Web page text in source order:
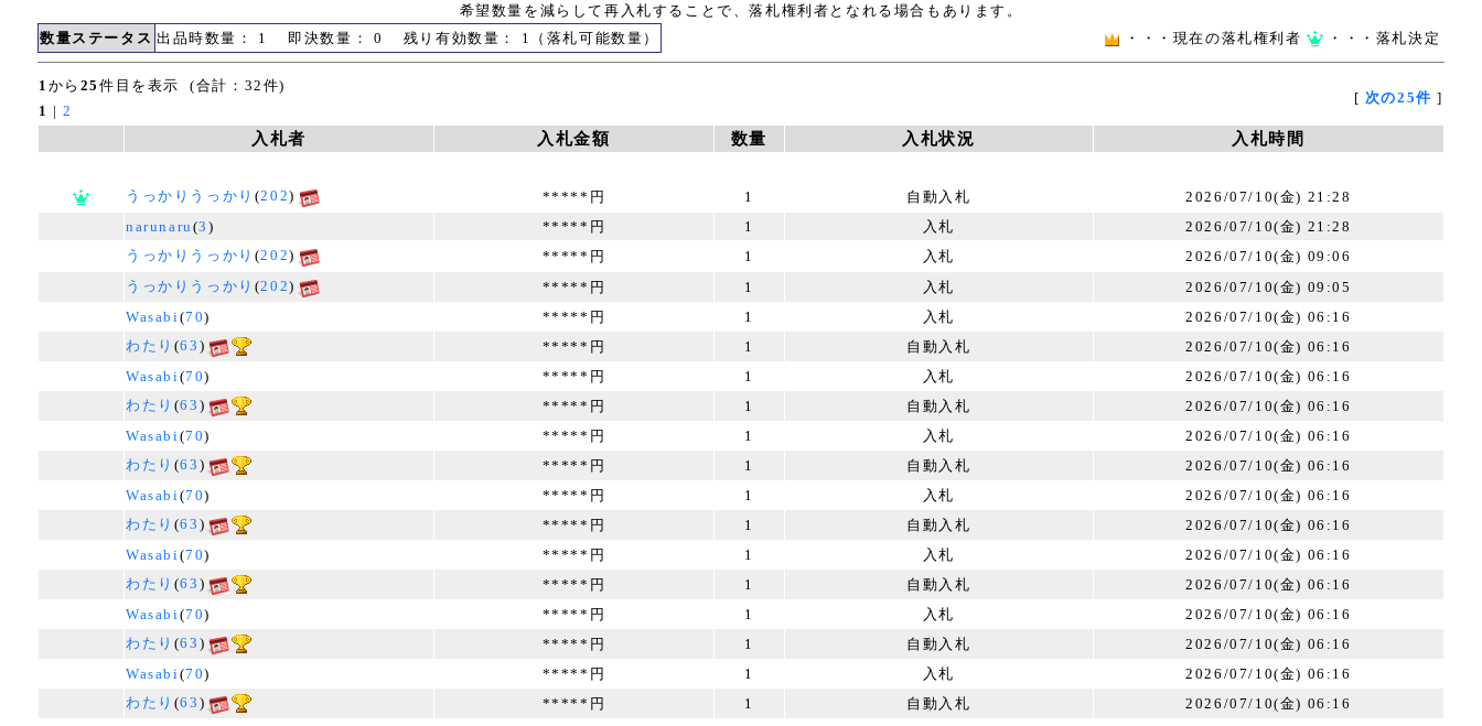
希望数量を減らして再入札することで、落札権利者となれる場合もあります。
数量ステータス 出品時数量： 1 即決数量： 0 残り有効数量： 1（落札可能数量） ・・・現在の落札権利者 ・・・落札決定
1 から 25件目を表示 (合計：32件)
1 |2
[ 次の25件 ]
入札者 入札金額 数量 入札状況 入札時間
うっかりうっかり (202) *****円 1 自動入札
2026/07/10(金) 21:28
narunaru (3) *****円 1 入札
2026/07/10(金) 21:28
うっかりうっかり (202) *****円 1 入札
2026/07/10(金) 09:06
うっかりうっかり (202) *****円 1 入札
2026/07/10(金) 09:05
Wasabi(70) *****円 1 入札
2026/07/10(金) 06:16
わたり (63 ) *****円 1 自動入札
2026/07/10(金) 06:16
Wasabi(70) *****円 1 入札
2026/07/10(金) 06:16
わたり (63 ) *****円 1 自動入札
2026/07/10(金) 06:16
Wasabi(70) *****円 1 入札
2026/07/10(金) 06:16
わたり (63 ) *****円 1 自動入札
2026/07/10(金) 06:16
Wasabi(70) *****円 1 入札
2026/07/10(金) 06:16
わたり (63 ) *****円 1 自動入札
2026/07/10(金) 06:16
Wasabi(70) *****円 1 入札
2026/07/10(金) 06:16
わたり (63 ) *****円 1 自動入札
2026/07/10(金) 06:16
Wasabi(70) *****円 1 入札
2026/07/10(金) 06:16
わたり (63 ) *****円 1 自動入札
2026/07/10(金) 06:16
Wasabi(70) *****円 1 入札
2026/07/10(金) 06:16
わたり (63 ) *****円 1 自動入札
2026/07/10(金) 06:16